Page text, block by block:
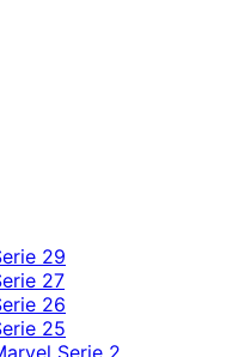
29
27
26
25
Serie 2